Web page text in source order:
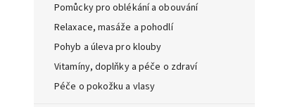
Pomůcky pro oblékání a obouvání
Relaxace, masáže a pohodlí
Pohyb a úleva pro klouby
Vitamíny, doplňky a péče o zdraví
Péče o pokožku a vlasy